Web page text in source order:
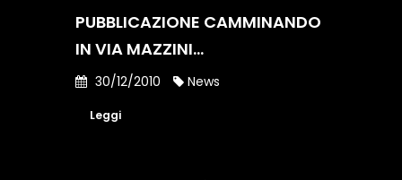
PUBBLICAZIONE CAMMINANDO
IN VIA MAZZINI...
30/12/2010 News
Leggi